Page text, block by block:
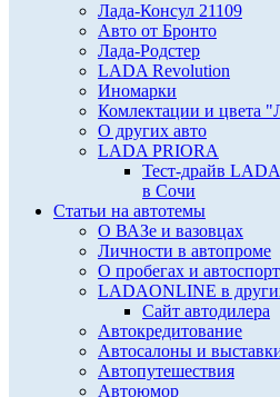
Лада-Консул 21109
Авто от Бронто
Лада-Родстер
LADA Revolution
Иномарки
Комлектации и цвета
О других авто
LADA PRIORA
Тест-драйв
в Сочи
Статьи на автотемы
О ВАЗе и вазовцах
Личности в автопроме
О пробегах и
LADAONLINE в
Сайт автодилера
Автокредитование
Автосалоны и
Автопутешествия
Автоюмор